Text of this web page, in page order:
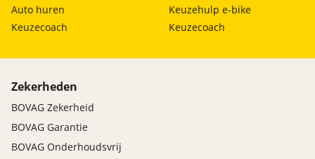
Auto huren
Keuzecoach
Keuzehulp e-bike
Keuzecoach
Zekerheden
BOVAG Zekerheid
BOVAG Garantie
BOVAG Onderhoudsvrij